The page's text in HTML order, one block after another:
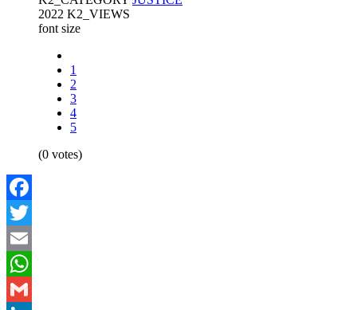
2022 K2_VIEWS
font size
1
2
3
4
5
(0 votes)
Facebook
Twitter
Email
WhatsApp